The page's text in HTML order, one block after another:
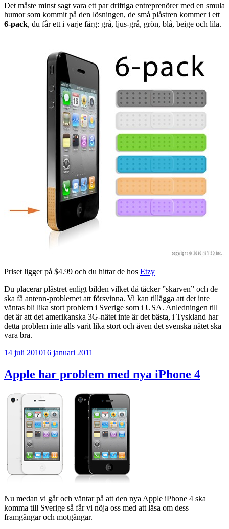
Det måste minst sagt vara ett par driftiga entreprenörer med en smula
humor som kommit på den lösningen, de små plåstren kommer i ett
6-pack, du får ett i varje färg: grå, ljus-grå, grön, blå, beige och lila.
Priset ligger på $4.99 och du hittar de hos Etzy
Du placerar plåstret enligt bilden vilket då täcker ”skarven” och de
ska få antenn-problemet att försvinna. Vi kan tillägga att det inte
väntas bli lika stort problem i Sverige som i USA. Anledningen till
det är att det amerikanska 3G-nätet inte är det bästa, i Tyskland har
detta problem inte alls varit lika stort och även det svenska nätet ska
vara bra.
Publicerat
14 juli 201016 januari 2011
Apple har problem med nya iPhone 4
Nu medan vi går och väntar på att den nya Apple iPhone 4 ska
komma till Sverige så får vi nöja oss med att läsa om dess
framgångar och motgångar.